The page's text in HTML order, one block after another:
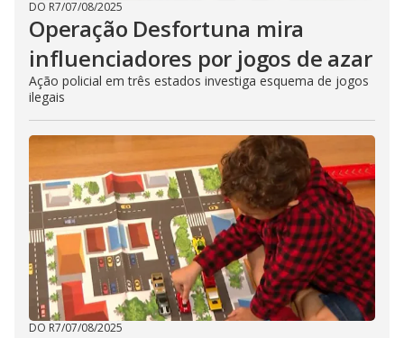
DO R7/07/08/2025
Operação Desfortuna mira
influenciadores por jogos de azar
Ação policial em três estados investiga esquema de jogos
ilegais
DO R7/07/08/2025